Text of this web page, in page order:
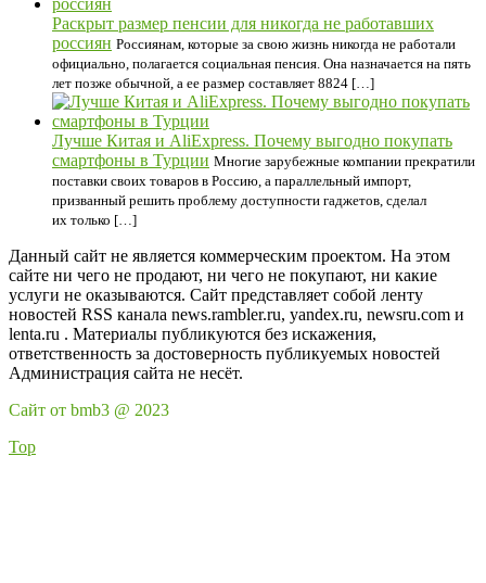
Раскрыт размер пенсии для никогда не работавших
россиян Россиянам, которые за свою жизнь никогда не работали
официально, полагается социальная пенсия. Она назначается на пять
лет позже обычной, а ее размер составляет 8824 […]
Лучше Китая и AliExpress. Почему выгодно покупать
смартфоны в Турции Многие зарубежные компании прекратили
поставки своих товаров в Россию, а параллельный импорт,
призванный решить проблему доступности гаджетов, сделал
их только […]
Данный сайт не является коммерческим проектом. На этом
сайте ни чего не продают, ни чего не покупают, ни какие
услуги не оказываются. Сайт представляет собой ленту
новостей RSS канала news.rambler.ru, yandex.ru, newsru.com и
lenta.ru . Материалы публикуются без искажения,
ответственность за достоверность публикуемых новостей
Администрация сайта не несёт.
Сайт от bmb3 @ 2023
Top